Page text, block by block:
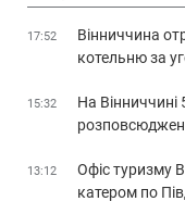
17:52
Вінниччина
котельню за
15:32
На Вінниччині
13:12
Офіс туризму
катером по